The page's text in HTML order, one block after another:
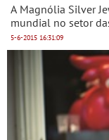
A Magnólia Silver
mundial no setor
marca presença no
português de
decorrer no Centro
de Junho.
5-6-2015 16:31:09